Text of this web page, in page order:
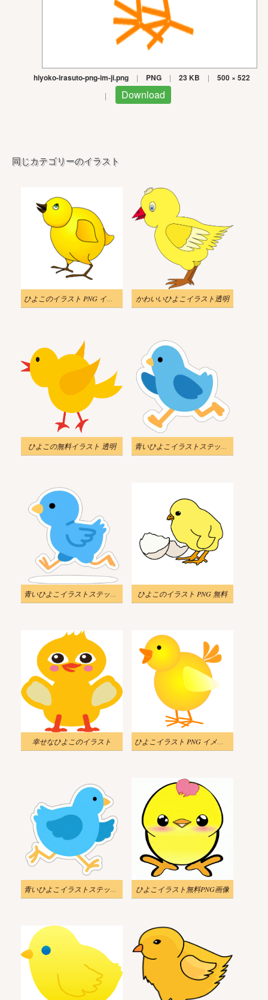
hiyoko-irasuto-png-im-ji.png | PNG | 23 KB | 500 × 522
| Download
同じカテゴリーのイラスト
ひよこのイラスト PNG イメージ かわいいひよこイラスト透明
ひよこの無料イラスト 透明 青いひよこイラストステッカー 2
青いひよこイラストステッカー 3 ひよこのイラスト PNG 無料
幸せなひよこのイラスト ひよこイラスト PNG イメージ 2
青いひよこイラストステッカー ひよこイラスト無料PNG画像